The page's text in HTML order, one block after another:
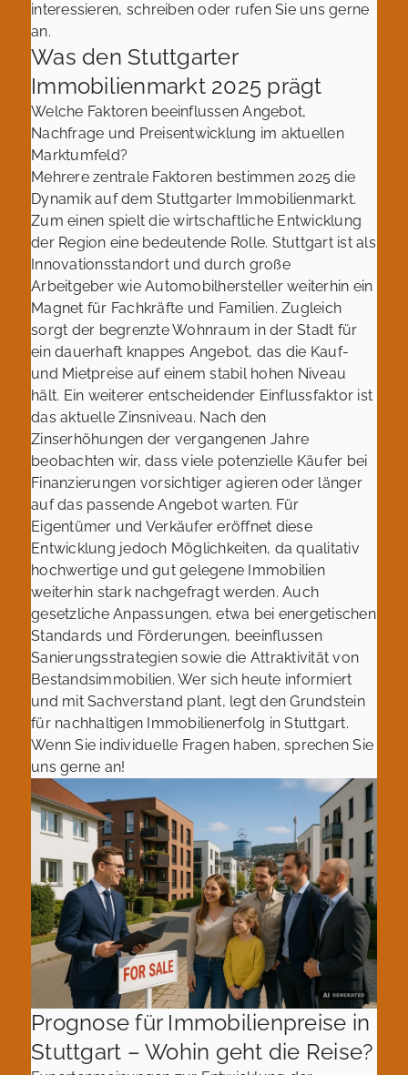
interessieren, schreiben oder rufen Sie uns gerne
an.
Was den Stuttgarter
Immobilienmarkt 2025 prägt
Welche Faktoren beeinflussen Angebot,
Nachfrage und Preisentwicklung im aktuellen
Marktumfeld?
Mehrere zentrale Faktoren bestimmen 2025 die
Dynamik auf dem Stuttgarter Immobilienmarkt.
Zum einen spielt die wirtschaftliche Entwicklung
der Region eine bedeutende Rolle. Stuttgart ist als
Innovationsstandort und durch große
Arbeitgeber wie Automobilhersteller weiterhin ein
Magnet für Fachkräfte und Familien. Zugleich
sorgt der begrenzte Wohnraum in der Stadt für
ein dauerhaft knappes Angebot, das die Kauf-
und Mietpreise auf einem stabil hohen Niveau
hält. Ein weiterer entscheidender Einflussfaktor ist
das aktuelle Zinsniveau. Nach den
Zinserhöhungen der vergangenen Jahre
beobachten wir, dass viele potenzielle Käufer bei
Finanzierungen vorsichtiger agieren oder länger
auf das passende Angebot warten. Für
Eigentümer und Verkäufer eröffnet diese
Entwicklung jedoch Möglichkeiten, da qualitativ
hochwertige und gut gelegene Immobilien
weiterhin stark nachgefragt werden. Auch
gesetzliche Anpassungen, etwa bei energetischen
Standards und Förderungen, beeinflussen
Sanierungsstrategien sowie die Attraktivität von
Bestandsimmobilien. Wer sich heute informiert
und mit Sachverstand plant, legt den Grundstein
für nachhaltigen Immobilienerfolg in Stuttgart.
Wenn Sie individuelle Fragen haben, sprechen Sie
uns gerne an!
Prognose für Immobilienpreise in
Stuttgart – Wohin geht die Reise?